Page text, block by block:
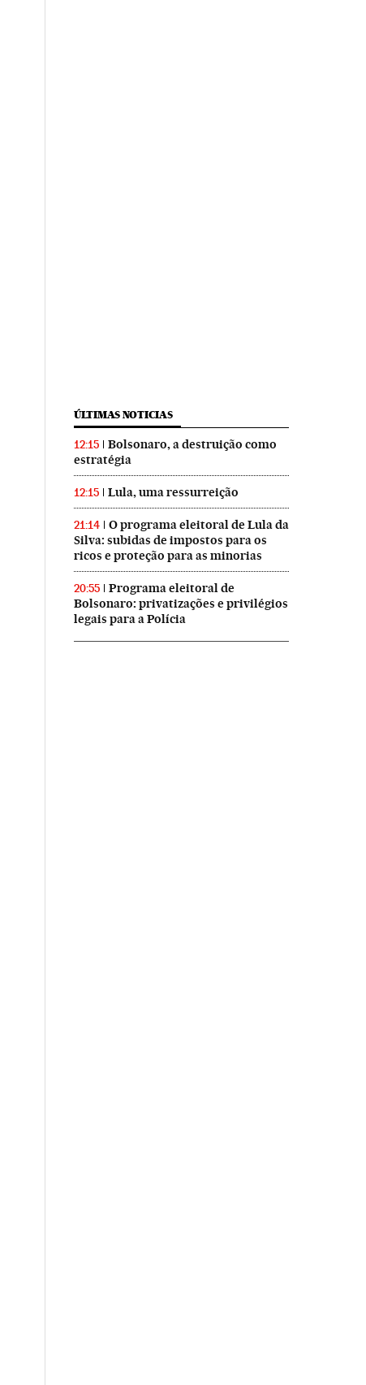
ÚLTIMAS NOTICIAS
12:15
Bolsonaro, a destruição como
estratégia
12:15 Lula, uma ressurreição
21:14
O programa eleitoral de Lula da
Silva: subidas de impostos para os
ricos e proteção para as minorias
20:55
Programa eleitoral de
Bolsonaro: privatizações e privilégios
legais para a Polícia